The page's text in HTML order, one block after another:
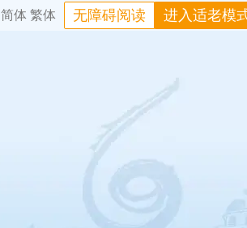
简体 繁体 无障碍阅读 进入适老模